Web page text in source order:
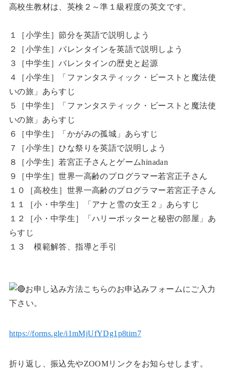
高校生教材は、英検２～準１級程度の英文です。
１［小学生］節分を英語で説明しよう
２［小学生］バレンタインを英語で説明しよう
３［中学生］バレンタインの歴史と起源
４［小学生］「ファンタスティック・ビーストと魔法使
いの旅」あらすじ
５［中学生］「ファンタスティック・ビーストと魔法使
いの旅」あらすじ
６［中学生］「かがみの孤城」あらすじ
７［小学生］ひな祭りを英語で説明しよう
８［小学生］若宮正子さんとゲームhinadan
９［中学生］世界一高齢のプログラマー若宮正子さん
１０［高校生］世界一高齢のプログラマー若宮正子さん
１１［小・中学生］「アナと雪の女王２」あらすじ
１２［小・中学生］「ハリーポッターと秘密の部屋」あ
らすじ
１３ 模範解答、指導と手引
お申し込み方法こちらのお申込みフォームにご入力
下さい。
https://forms.gle/i1mMjUfYDg1p8tim7
折り返し、振込先やZOOMリンクをお知らせします。